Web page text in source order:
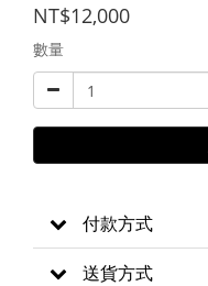
NT$12,000
數量
付款方式
送貨方式